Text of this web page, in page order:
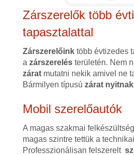
Zárszerelők több
tapasztalattal
Zárszerelőinktöbb évtizedes
a zárszerelésterületén. Nem
záratmutatni nekik amivel ne
Bármilyen típusú zárat nyitnak
Mobil szerelőautók
A magas szakmai
magas szintre tettük a
Professzionálisan felszerelt